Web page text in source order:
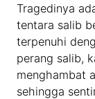
Tragedinya
tentara salib
terpenuhi
perang salib,
menghambat
sehingga